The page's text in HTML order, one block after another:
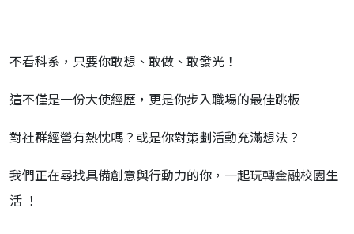
不看科系，只要你敢想、敢做、敢發光！
這不僅是一份大使經歷，更是你步入職場的最佳跳板
對社群經營有熱忱嗎？或是你對策劃活動充滿想法？
我們正在尋找具備創意與行動力的你，一起玩轉金融校園生
活 ！